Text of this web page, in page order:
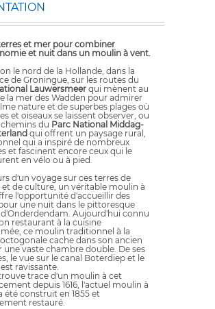
et mer pour combiner
et nuit dans un moulin à vent.
le nord de la Hollande, dans la
de Groningue, sur les routes du
Lauwersmeer qui mènent au
la mer des Wadden pour admirer
nature et de superbes plages où
et oiseaux se laissent observer, ou
du Parc National Middag-
qui offrent un paysage rural,
qui a inspiré de nombreux
et fascinent encore ceux qui le
en vélo ou à pied.
d'un voyage sur ces terres de
et de culture, un véritable moulin à
l'opportunité d'accueillir des
une nuit dans le pittoresque
Aujourd'hui connu
restaurant à la cuisine
ce moulin traditionnel à la
cache dans son ancien
une vaste chambre double. De ses
le vue sur le canal Boterdiep et le
ravissante.
trace d'un moulin à cet
depuis 1616, l'actuel moulin à
été construit en 1855 et
restauré.